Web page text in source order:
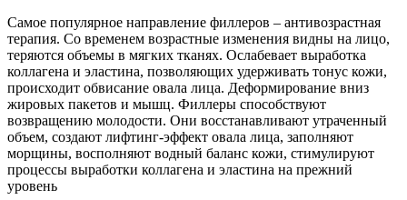
Самое популярное направление филлеров – антивозрастная
терапия. Со временем возрастные изменения видны на лицо,
теряются объемы в мягких тканях. Ослабевает выработка
коллагена и эластина, позволяющих удерживать тонус кожи,
происходит обвисание овала лица. Деформирование вниз
жировых пакетов и мышц. Филлеры способствуют
возвращению молодости. Они восстанавливают утраченный
объем, создают лифтинг-эффект овала лица, заполняют
морщины, восполняют водный баланс кожи, стимулируют
процессы выработки коллагена и эластина на прежний
уровень